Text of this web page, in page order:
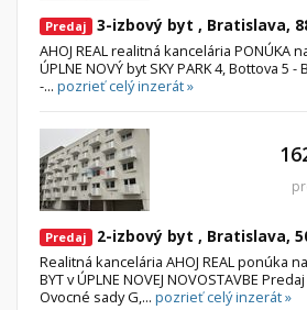
Predaj 3-izbový byt , Bratislava,
AHOJ REAL realitná kancelária PONÚKA
ÚPLNE NOVÝ byt SKY PARK 4, Bottova 5
-... pozrieť celý inzerát »
Predaj 2-izbový byt , Bratislava,
Realitná kancelária AHOJ REAL ponúka na
BYT v ÚPLNE NOVEJ NOVOSTAVBE
Ovocné sady G,... pozrieť celý inzerát »